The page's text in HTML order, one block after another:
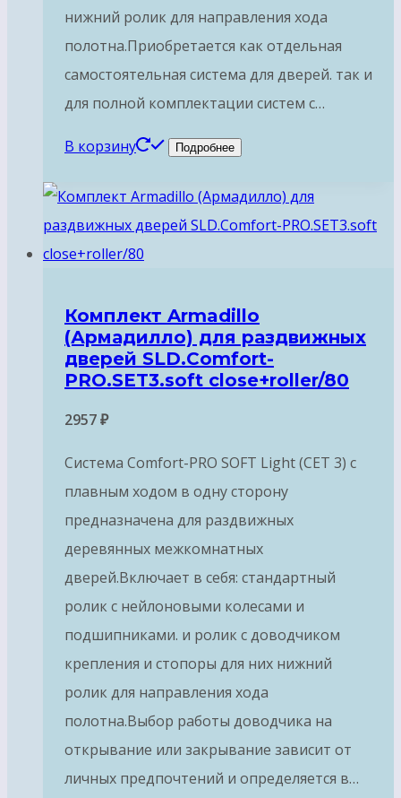
нижний ролик для направления хода
полотна.Приобретается как отдельная
самостоятельная система для дверей. так и
для полной комплектации систем с…
В корзину Подробнее
Комплект Armadillo
(Армадилло) для раздвижных
дверей SLD.Comfort-
PRO.SET3.soft close+roller/80
2957₽
Система Comfort-PRO SOFT Light (СЕТ 3) с
плавным ходом в одну сторону
предназначена для раздвижных
деревянных межкомнатных
дверей.Включает в себя: стандартный
ролик с нейлоновыми колесами и
подшипниками. и ролик с доводчиком
крепления и стопоры для них нижний
ролик для направления хода
полотна.Выбор работы доводчика на
открывание или закрывание зависит от
личных предпочтений и определяется в…